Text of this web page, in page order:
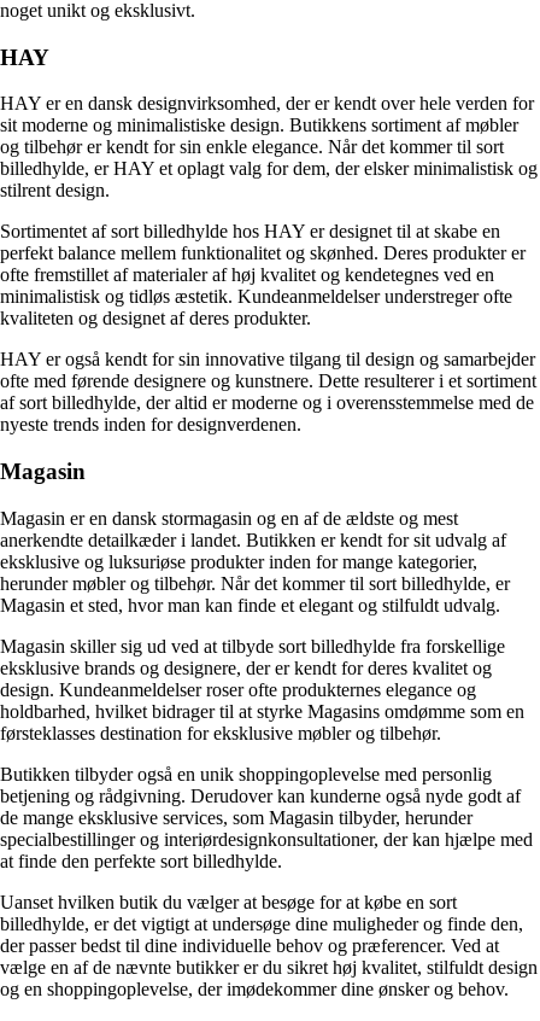
noget unikt og eksklusivt.
HAY
HAY er en dansk designvirksomhed, der er kendt over hele verden for
sit moderne og minimalistiske design. Butikkens sortiment af møbler
og tilbehør er kendt for sin enkle elegance. Når det kommer til sort
billedhylde, er HAY et oplagt valg for dem, der elsker minimalistisk og
stilrent design.
Sortimentet af sort billedhylde hos HAY er designet til at skabe en
perfekt balance mellem funktionalitet og skønhed. Deres produkter er
ofte fremstillet af materialer af høj kvalitet og kendetegnes ved en
minimalistisk og tidløs æstetik. Kundeanmeldelser understreger ofte
kvaliteten og designet af deres produkter.
HAY er også kendt for sin innovative tilgang til design og samarbejder
ofte med førende designere og kunstnere. Dette resulterer i et sortiment
af sort billedhylde, der altid er moderne og i overensstemmelse med de
nyeste trends inden for designverdenen.
Magasin
Magasin er en dansk stormagasin og en af de ældste og mest
anerkendte detailkæder i landet. Butikken er kendt for sit udvalg af
eksklusive og luksuriøse produkter inden for mange kategorier,
herunder møbler og tilbehør. Når det kommer til sort billedhylde, er
Magasin et sted, hvor man kan finde et elegant og stilfuldt udvalg.
Magasin skiller sig ud ved at tilbyde sort billedhylde fra forskellige
eksklusive brands og designere, der er kendt for deres kvalitet og
design. Kundeanmeldelser roser ofte produkternes elegance og
holdbarhed, hvilket bidrager til at styrke Magasins omdømme som en
førsteklasses destination for eksklusive møbler og tilbehør.
Butikken tilbyder også en unik shoppingoplevelse med personlig
betjening og rådgivning. Derudover kan kunderne også nyde godt af
de mange eksklusive services, som Magasin tilbyder, herunder
specialbestillinger og interiørdesignkonsultationer, der kan hjælpe med
at finde den perfekte sort billedhylde.
Uanset hvilken butik du vælger at besøge for at købe en sort
billedhylde, er det vigtigt at undersøge dine muligheder og finde den,
der passer bedst til dine individuelle behov og præferencer. Ved at
vælge en af de nævnte butikker er du sikret høj kvalitet, stilfuldt design
og en shoppingoplevelse, der imødekommer dine ønsker og behov.